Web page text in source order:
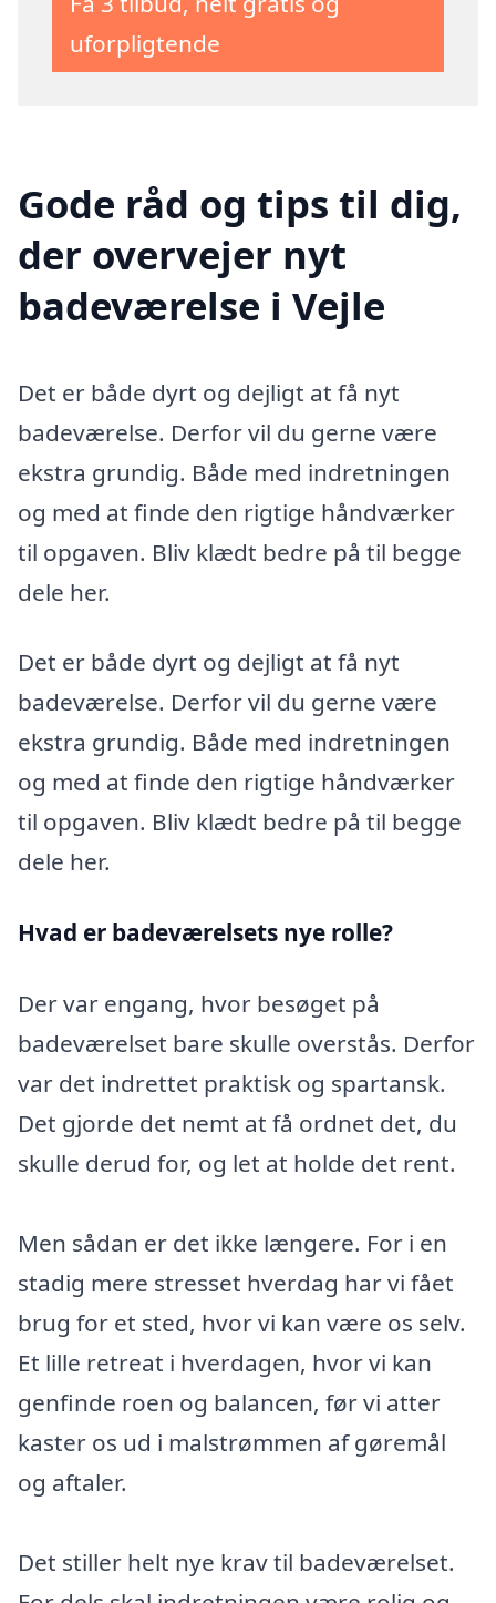
uforpligtende
Gode råd og tips til dig,
der overvejer nyt
badeværelse i Vejle
Det er både dyrt og dejligt at få nyt
badeværelse. Derfor vil du gerne være
ekstra grundig. Både med indretningen
og med at finde den rigtige håndværker
til opgaven. Bliv klædt bedre på til begge
dele her.
Det er både dyrt og dejligt at få nyt
badeværelse. Derfor vil du gerne være
ekstra grundig. Både med indretningen
og med at finde den rigtige håndværker
til opgaven. Bliv klædt bedre på til begge
dele her.
Hvad er badeværelsets nye rolle?
Der var engang, hvor besøget på
badeværelset bare skulle overstås. Derfor
var det indrettet praktisk og spartansk.
Det gjorde det nemt at få ordnet det, du
skulle derud for, og let at holde det rent.
Men sådan er det ikke længere. For i en
stadig mere stresset hverdag har vi fået
brug for et sted, hvor vi kan være os selv.
Et lille retreat i hverdagen, hvor vi kan
genfinde roen og balancen, før vi atter
kaster os ud i malstrømmen af gøremål
og aftaler.
Det stiller helt nye krav til badeværelset.